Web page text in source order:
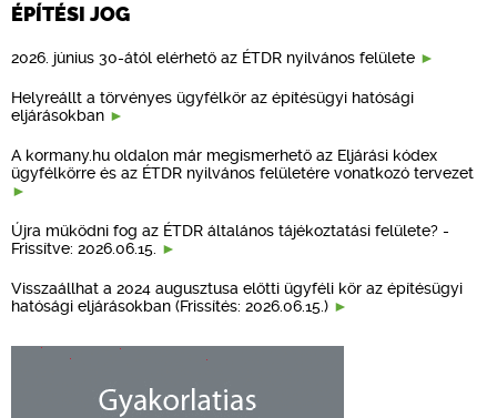
ÉPÍTÉSI JOG
2026. június 30-ától elérhető az ÉTDR nyilvános felülete
Helyreállt a törvényes ügyfélkör az építésügyi hatósági
eljárásokban
A kormany.hu oldalon már megismerhető az Eljárási kódex
ügyfélkörre és az ÉTDR nyilvános felületére vonatkozó tervezet
Újra működni fog az ÉTDR általános tájékoztatási felülete? -
Frissítve: 2026.06.15.
Visszaállhat a 2024 augusztusa előtti ügyféli kör az építésügyi
hatósági eljárásokban (Frissítés: 2026.06.15.)